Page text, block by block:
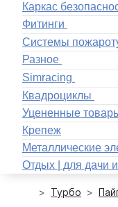
Каркас
Фитинги
Системы
Разное
Simracing
Квадроциклы
Уцененные
Крепеж
Металлические
Отдых | для дачи
Турбо